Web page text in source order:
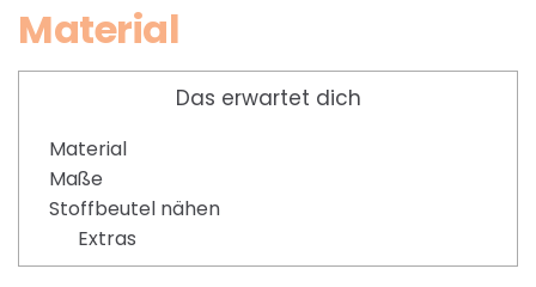
Material
Das erwartet dich
Material
Maße
Stoffbeutel nähen
Extras